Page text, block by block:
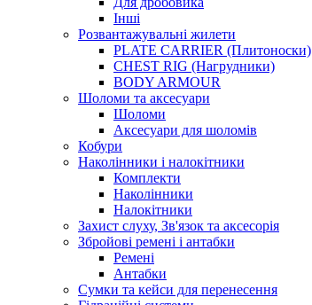
Інші
Розвантажувальні жилети
PLATE CARRIER (Плитоноски)
CHEST RIG (Нагрудники)
BODY ARMOUR
Шоломи та аксесуари
Шоломи
Аксесуари для шоломів
Кобури
Наколінники і налокітники
Комплекти
Наколінники
Налокітники
Захист слуху, Зв'язок та аксесорія
Збройові ремені і антабки
Ремені
Антабки
Сумки та кейси для перенесення